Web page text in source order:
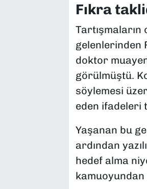
Fıkra
gelenlerinden
doktor
görülmüştü.
söylemesi
eden ifadeleri
Yaşanan bu
ardından
hedef alma
kamuoyundan